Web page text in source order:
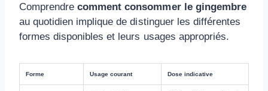
Comprendrecomment consommer le gingembre
au quotidien implique de distinguer les différentes
formes disponibles et leurs usages appropriés.
Forme Usage courant Dose indicative